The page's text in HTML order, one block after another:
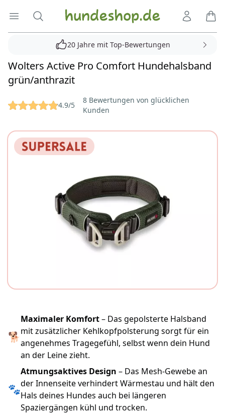
Menü öffnen
Suche Hundeshop.de
20 Jahre mit Top-Bewertungen
Wolters Active Pro Comfort Hundehalsband
grün/anthrazit
Reviews 4.9/5
8 Bewertungen von glücklichen
Kunden
Bilder
🐕
Maximaler Komfort– Das gepolsterte Halsband
mit zusätzlicher Kehlkopfpolsterung sorgt für ein
angenehmes Tragegefühl, selbst wenn dein Hund
an der Leine zieht.
🐾
Atmungsaktives Design – Das Mesh-Gewebe an
der Innenseite verhindert Wärmestau und hält den
Hals deines Hundes auch bei längeren
Spaziergängen kühl und trocken.